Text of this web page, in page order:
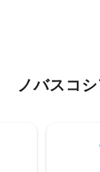
らめく水に目
で星空を眺める
の
イヤ
ノバスコ